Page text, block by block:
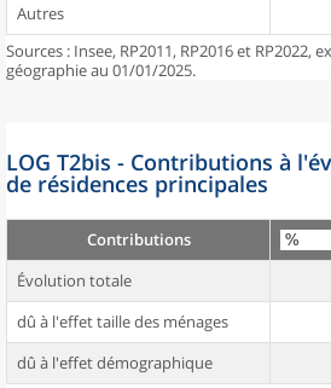
Autres
Sources : Insee, RP2011, RP2016 et RP2022,
géographie au 01/01/2025.
LOG T2bis - Contributions à
de résidences principales
Contributions
Évolution totale
dû à l'effet taille des ménages
dû à l'effet démographique